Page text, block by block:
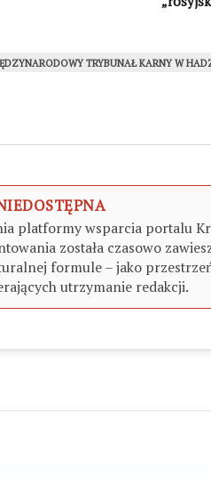
TRYBUNAŁ KARNY W
platformy wsparcia portalu
została czasowo
formule – jako
utrzymanie redakcji.